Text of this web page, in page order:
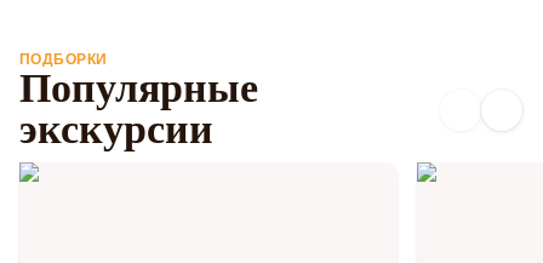
ПОДБОРКИ
Популярные
экскурсии